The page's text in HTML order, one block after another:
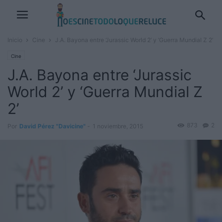
Inicio Cine J.A. Bayona entre ‘Jurassic World 2’ y ‘Guerra Mundial Z 2’
Cine
J.A. Bayona entre ‘Jurassic
World 2’ y ‘Guerra Mundial Z
2’
Por David Pérez "Davicine" 1 noviembre, 2015 2
873